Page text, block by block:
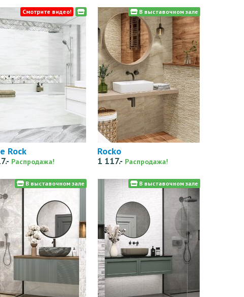
Rock
Распродажа!
Смотрите видео!
Rocko
1 117.- Распродажа!
В выставочном зале
В выставочном зале В выставочном зале